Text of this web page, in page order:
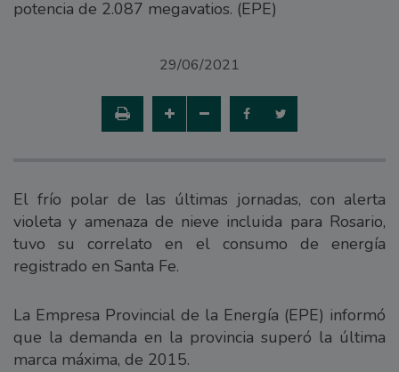
potencia de 2.087 megavatios. (EPE)
29/06/2021
El frío polar de las últimas jornadas, con alerta
violeta y amenaza de nieve incluida para Rosario,
tuvo su correlato en el consumo de energía
registrado en Santa Fe.
La Empresa Provincial de la Energía (EPE) informó
que la demanda en la provincia superó la última
marca máxima, de 2015.